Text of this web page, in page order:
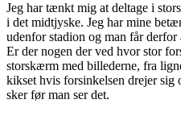
Jeg har tænkt mig at deltage i
i det midtjyske. Jeg har mine
udenfor stadion og man får
Er der nogen der ved hvor stor
storskærm med billederne, fra
kikset hvis forsinkelsen drejer sig
sker før man ser det.